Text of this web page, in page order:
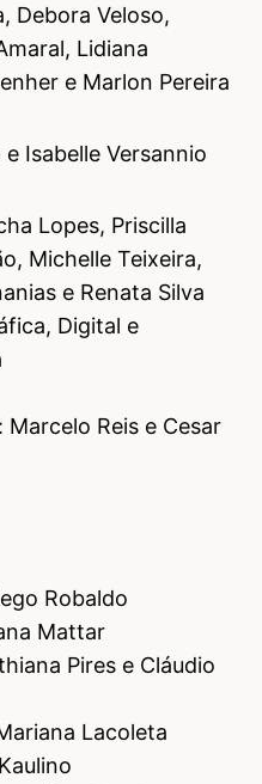
Debora Veloso,
Lidiana
e Marlon Pereira
Isabelle Versannio
Lopes, Priscilla
Michelle Teixeira,
e Renata Silva
Digital e
Reis e Cesar
Robaldo
Mattar
Pires e Cláudio
Lacoleta